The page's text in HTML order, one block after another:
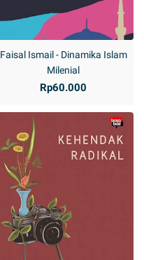
Faisal Ismail - Dinamika Islam
Milenial
Rp60.000